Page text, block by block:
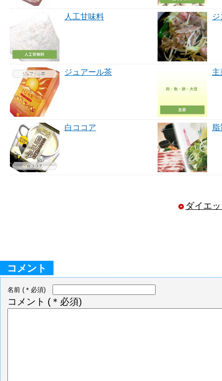
人工甘味料
ジュアール茶 主
白ココア
ダイエ
コメント
名前 (＊必須)
コメント (＊必須)